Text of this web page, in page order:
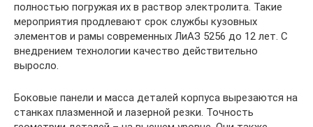
полностью погружая их в раствор электролита. Такие
мероприятия продлевают срок службы кузовных
элементов и рамы современных ЛиАЗ 5256 до 12 лет. С
внедрением технологии качество действительно
выросло.
Боковые панели и масса деталей корпуса вырезаются на
станках плазменной и лазерной резки. Точность